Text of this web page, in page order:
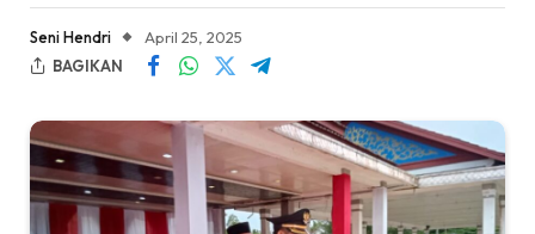
Seni Hendri
April 25, 2025
BAGIKAN